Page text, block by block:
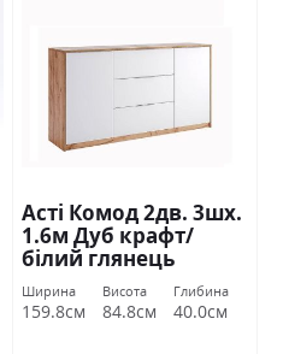
Асті Комод 2дв. 3шх.
1.6м Дуб крафт/
білий глянець
Міромарк
Ширина
159.8см
Висота
84.8см
Глибина
40.0см